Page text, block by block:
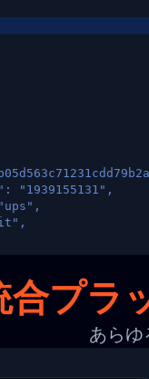
"1939155131",
"United
2,
合プラ
あらゆ